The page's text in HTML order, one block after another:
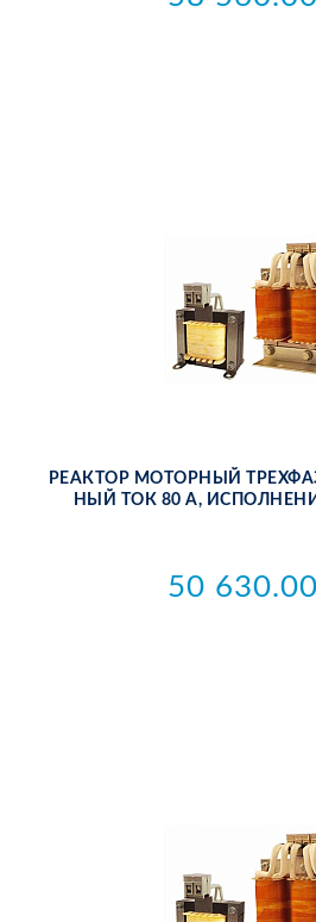
РЕ­АК­ТОР МО­ТОР­НЫЙ
НЫЙ ТОК 80 А,
50 630.00